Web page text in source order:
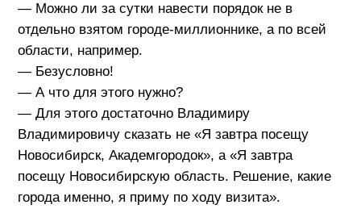
— Можно ли за сутки навести порядок не в
отдельно взятом городе-миллионнике, а по всей
области, например.
— Безусловно!
— А что для этого нужно?
— Для этого достаточно Владимиру
Владимировичу сказать не «Я завтра посещу
Новосибирск, Академгородок», а «Я завтра
посещу Новосибирскую область. Решение, какие
города именно, я приму по ходу визита».